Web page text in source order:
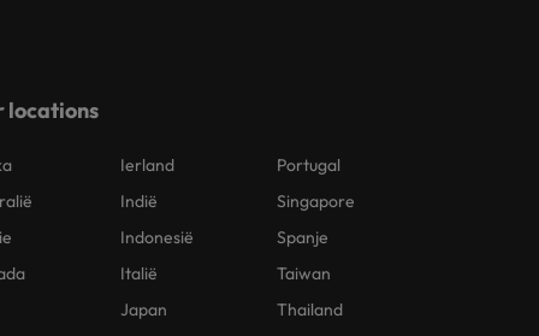
locations
Ierland
Indië
Indonesië
Italië
Japan
Portugal
Singapore
Spanje
Taiwan
Thailand